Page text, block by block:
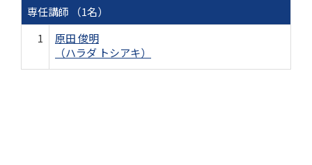
専任講師 （1名）
1
原田 俊明
（ハラダ トシアキ）